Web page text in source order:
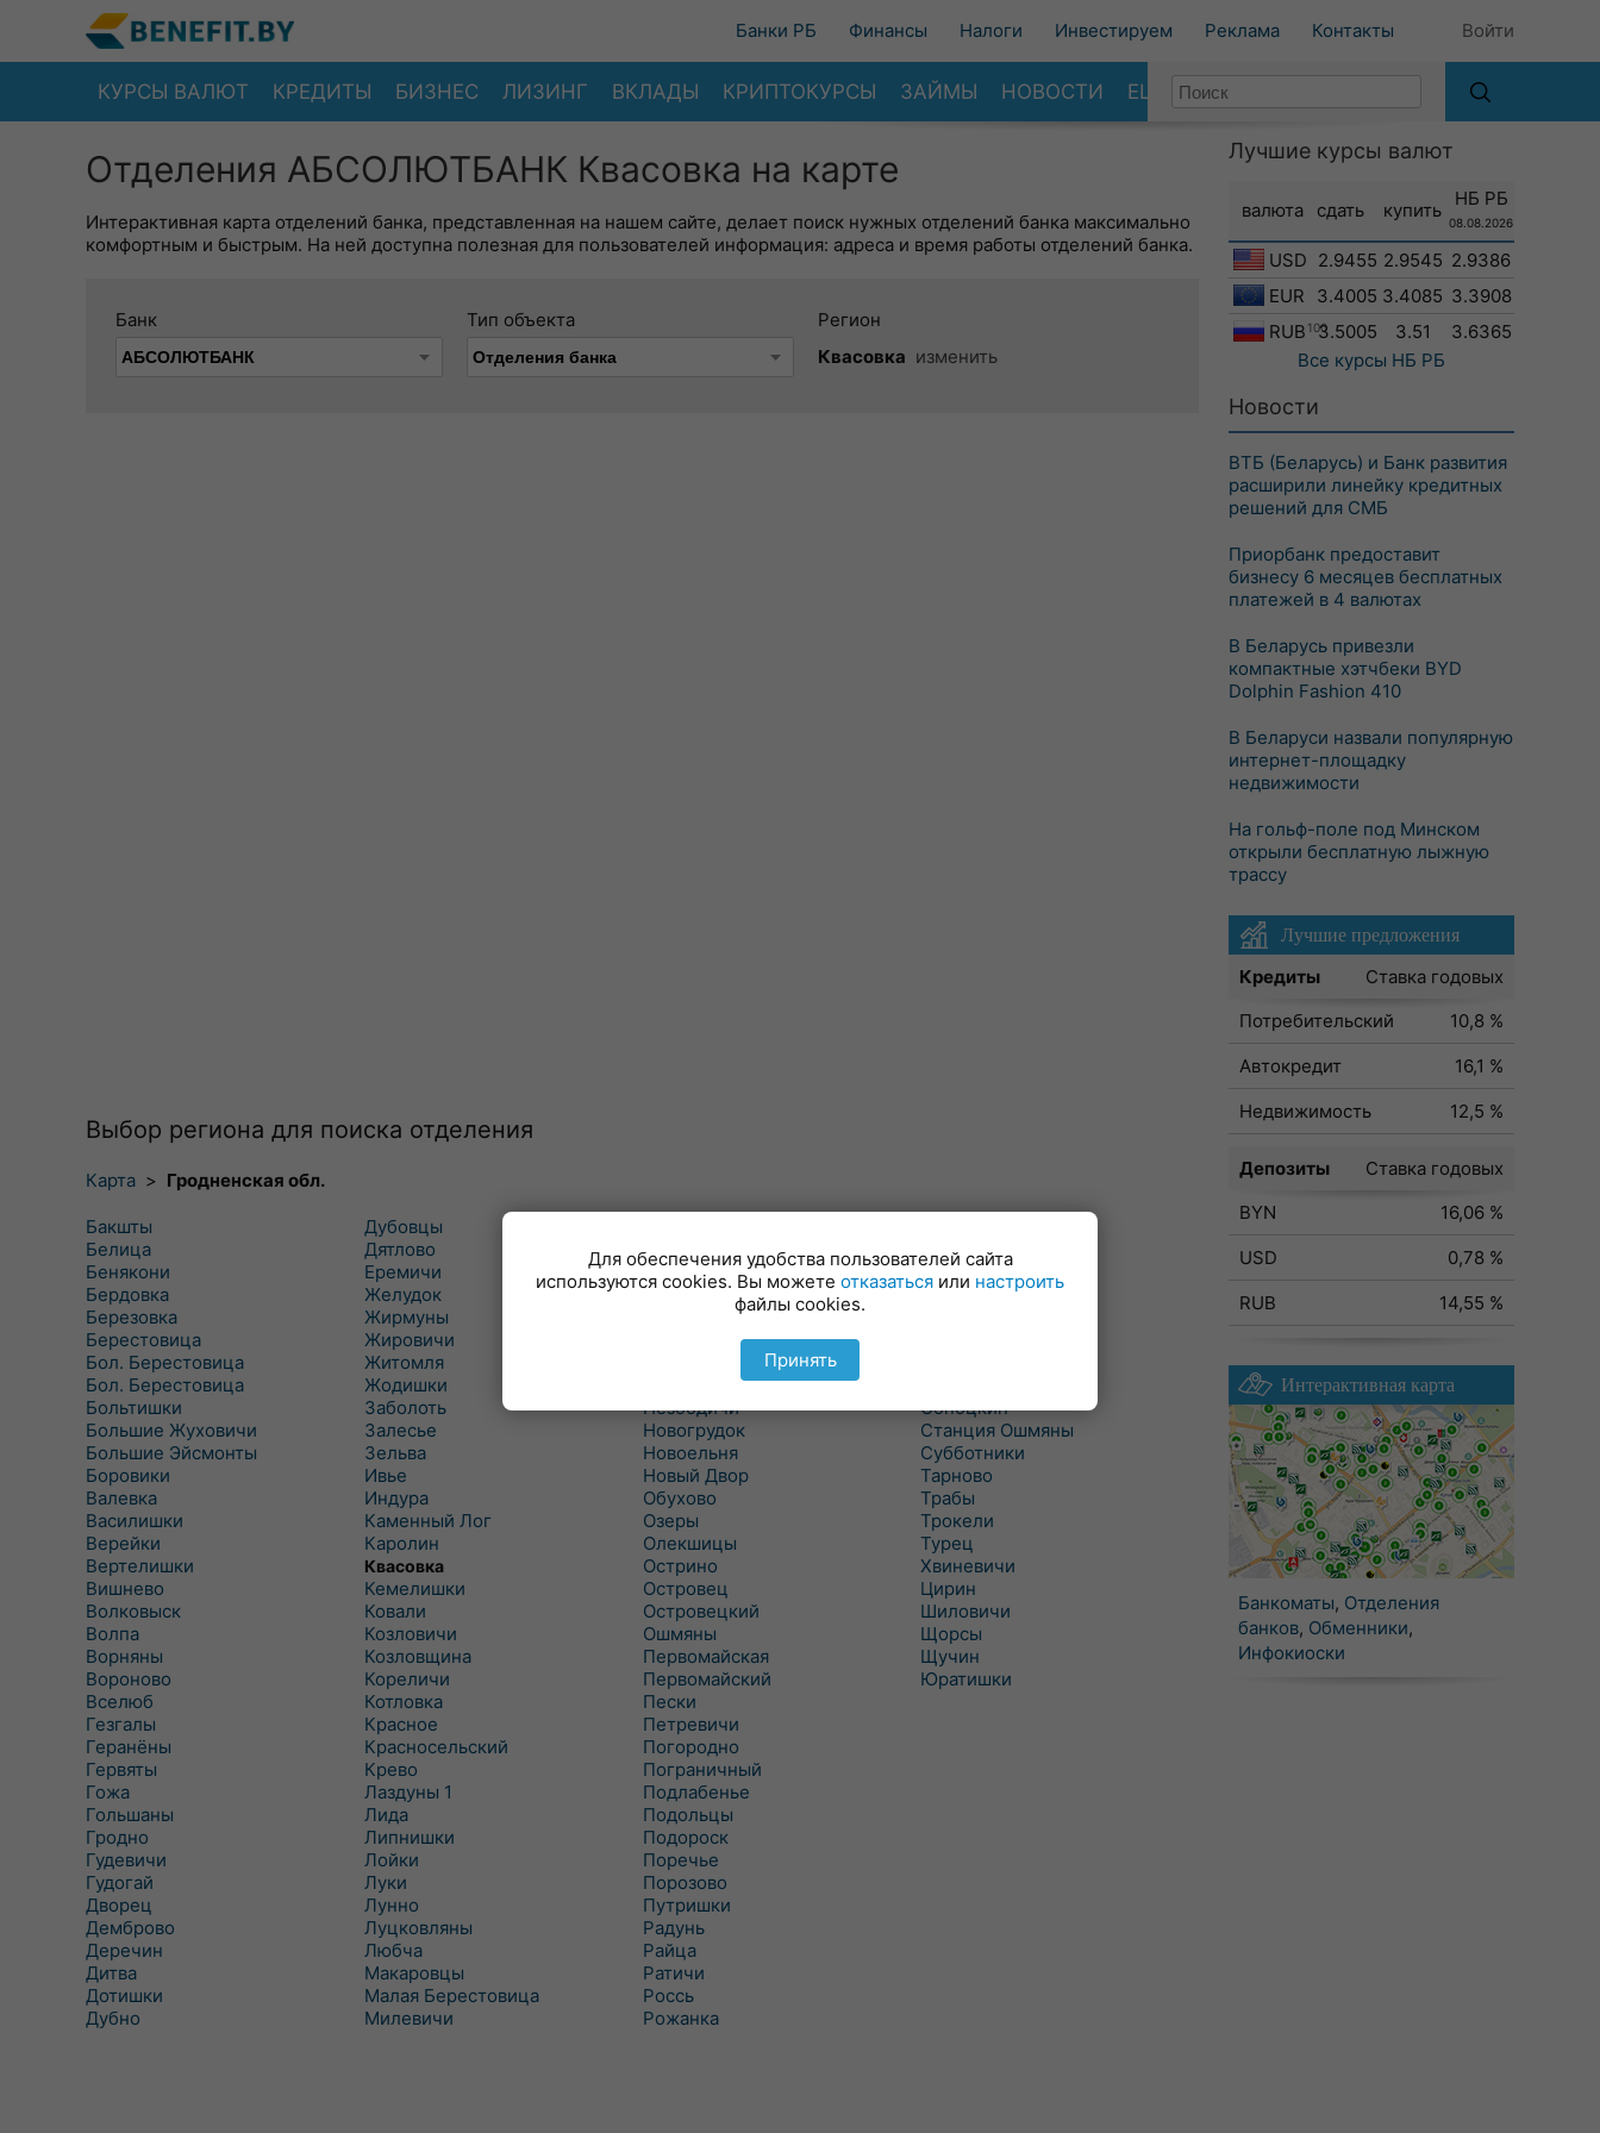
Банки РБ Финансы Налоги Инвестируем Реклама Контакты Войти
КУРСЫ ВАЛЮТ КРЕДИТЫ БИЗНЕС ЛИЗИНГ ВКЛАДЫ КРИПТОКУРСЫ ЗАЙМЫ НОВОСТИ ЕЩЕ
Отделения АБСОЛЮТБАНК Квасовка на карте
Интерактивная карта отделений банка, представленная на нашем сайте, делает поиск нужных отделений банка максимально
комфортным и быстрым. На ней доступна полезная для пользователей информация: адреса и время работы отделений банка.
Банк Тип объекта
Регион
Квасовка изменить
Выбор региона для поиска отделения
Карта > Гродненская обл.
Бакшты
Белица
Бенякони
Бердовка
Березовка
Берестовица
Бол. Берестовица
Бол. Берестовица
Больтишки
Большие Жуховичи
Большие Эйсмонты
Боровики
Валевка
Василишки
Верейки
Вертелишки
Вишнево
Волковыск
Волпа
Ворняны
Вороново
Вселюб
Гезгалы
Геранёны
Гервяты
Гожа
Гольшаны
Гродно
Гудевичи
Гудогай
Дворец
Демброво
Деречин
Дитва
Дотишки
Дубно
Дубовцы
Дятлово
Еремичи
Желудок
Жирмуны
Жировичи
Житомля
Жодишки
Заболоть
Залесье
Зельва
Ивье
Индура
Каменный Лог
Каролин
Квасовка
Кемелишки
Ковали
Козловичи
Козловщина
Кореличи
Котловка
Красное
Красносельский
Крево
Лаздуны 1
Лида
Липнишки
Лойки
Луки
Лунно
Луцковляны
Любча
Макаровцы
Малая Берестовица
Милевичи
Мир
Михалишки
Можейково
Мосты Правые
Незбодичи
Новогрудок
Новоельня
Новый Двор
Обухово
Озеры
Олекшицы
Острино
Островец
Островецкий
Ошмяны
Первомайская
Первомайский
Пески
Петревичи
Погородно
Пограничный
Подлабенье
Подольцы
Подороск
Поречье
Порозово
Путришки
Радунь
Райца
Ратичи
Роcсь
Рожанка
Свислочь
Скидель
Скрибовцы
Сопоцкин
Станция Ошмяны
Субботники
Тарново
Трабы
Трокели
Турец
Хвиневичи
Цирин
Шиловичи
Щорсы
Щучин
Юратишки
Лучшие курсы валют
валюта сдать купить
НБ РБ
08.08.2026
USD 2.9455 2.9545 2.9386
EUR
3.4005 3.4085 3.3908
RUB 1003.5005 3.51
3.6365
Все курсы НБ РБ
Новости
ВТБ (Беларусь) и Банк развития
расширили линейку кредитных
решений для СМБ
Приорбанк предоставит
бизнесу 6 месяцев бесплатных
платежей в 4 валютах
В Беларусь привезли
компактные хэтчбеки BYD
Dolphin Fashion 410
В Беларуси назвали популярную
интернет-площадку
недвижимости
На гольф-поле под Минском
открыли бесплатную лыжную
трассу
Лучшие предложения
Кредиты
Ставка годовых
Потребительский
10,8 %
Автокредит
16,1 %
Недвижимость
12,5 %
Депозиты
Ставка годовых
BYN
16,06 %
USD
0,78 %
RUB
14,55 %
Интерактивная карта
Банкоматы, Отделения
банков, Обменники,
Инфокиоски
Для обеспечения удобства пользователей сайта
используются cookies. Вы можете отказаться или настроить
файлы cookies.
Принять